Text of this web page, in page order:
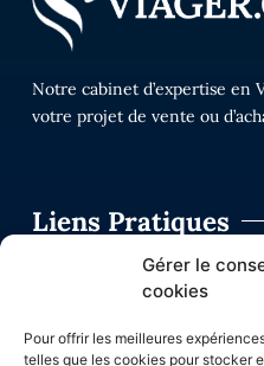
Gérer le
cookies
Pour offrir les meilleures
telles que les cookies pour stocker
Notre cabinet d’expertise en
votre projet de vente ou
Liens Pratiques
Simulateur viager
Nos conseils sur le
Questions Viager